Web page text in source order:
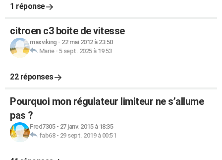
1 réponse
citroen c3 boite de vitesse
maxviking - 22 mai 2012 à 23:50
Marie- 5 sept. 2025 à 19:53
22 réponses
Pourquoi mon régulateur limiteur ne s’allume
pas ?
Fred7305- 27 janv. 2015 à 18:35
fab68- 29 sept. 2019 à 00:51